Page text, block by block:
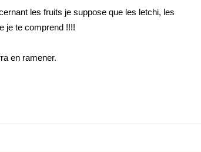
les fruits je suppose que les letchi, les
te comprend !!!!
en ramener.